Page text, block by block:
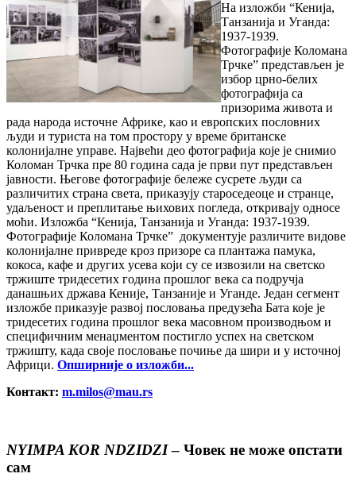
На изложби “Кенија,
Танзанија и Уганда:
1937-1939.
Фотографије Коломана
Трчке” представљен је
избор црно-белих
фотографија са
призорима живота и
рада народа источне Африке, као и европских пословних
људи и туриста на том простору у време британске
колонијалне управе. Највећи део фотографија које је снимио
Коломан Трчка пре 80 година сада је први пут представљен
јавности. Његове фотографије бележе сусрете људи са
различитих страна света, приказују староседеоце и странце,
удаљеност и преплитање њихових погледа, откривају односе
моћи. Изложба “Кенија, Танзанија и Уганда: 1937-1939.
Фотографије Коломана Трчке” документује различите видове
колонијалне привреде кроз призоре са плантажа памука,
кокоса, кафе и других усева који су се извозили на светско
тржиште тридесетих година прошлог века са подручја
данашњих држава Кеније, Танзаније и Уганде. Један сегмент
изложбе приказује развој пословања предузећа Бата које је
тридесетих година прошлог века масовном производњом и
специфичним менаџментом постигло успех на светском
тржишту, када своје пословање почиње да шири и у источној
Африци. Опширније о изложби...
Контакт: m.milos@mau.rs
NYIMPA KOR NDZIDZI– Чoвeк нe мoжe oпстaти
сaм